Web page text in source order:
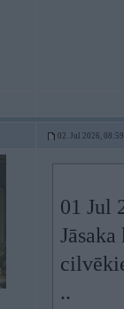
02. Jul 2026, 08:59
01 Jul
..